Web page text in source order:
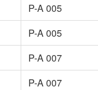
P-A 005
P-A 005
P-A 007
P-A 007